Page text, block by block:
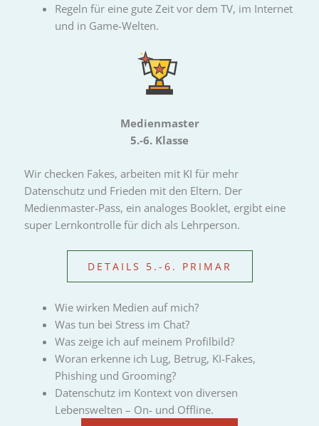
Regeln für eine gute Zeit vor dem TV, im Internet
und in Game-Welten.
Medienmaster
5.-6. Klasse
Wir checken Fakes, arbeiten mit KI für mehr
Datenschutz und Frieden mit den Eltern. Der
Medienmaster-Pass, ein analoges Booklet, ergibt eine
super Lernkontrolle für dich als Lehrperson.
DETAILS 5.-6. PRIMAR
Wie wirken Medien auf mich?
Was tun bei Stress im Chat?
Was zeige ich auf meinem Profilbild?
Woran erkenne ich Lug, Betrug, KI-Fakes,
Phishing und Grooming?
Datenschutz im Kontext von diversen
Lebenswelten – On- und Oﬄine.